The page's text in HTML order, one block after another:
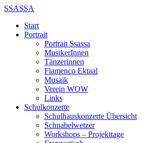
SSASSA
Start
Portrait
Portrait Ssassa
MusikerInnen
Tänzerinnen
Flamenco Ektaal
Musaik
Verein WOW
Links
Schulkonzerte
Schulhauskonzerte Übersicht
Schnabelwetzer
Workshops – Projekttage